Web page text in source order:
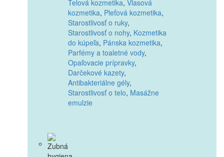
Telová kozmetika, Vlasová
kozmetika, Pleťová kozmetika,
Starostlivosť o ruky,
Starostlivosť o nohy, Kozmetika
do kúpeľa, Pánska kozmetika,
Parfémy a toaletné vody,
Opaľovacie prípravky,
Darčekové kazety,
Antibakteriálne gély,
Starostlivosť o telo, Masážne
emulzie